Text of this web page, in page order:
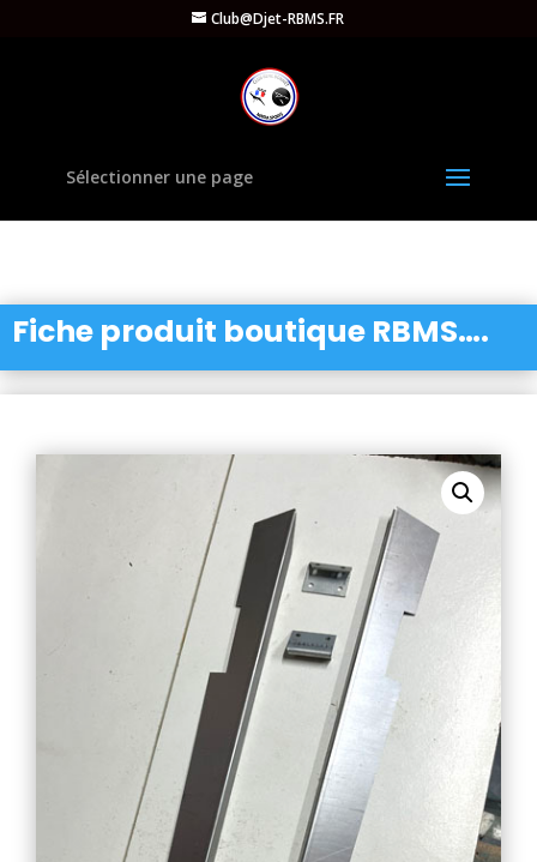
Club@Djet-RBMS.FR
Sélectionner une page
Fiche produit boutique RBMS….